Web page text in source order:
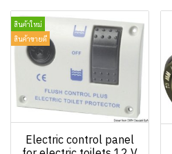
สินค้าใหม่
สินค้าขายดี
Electric control panel